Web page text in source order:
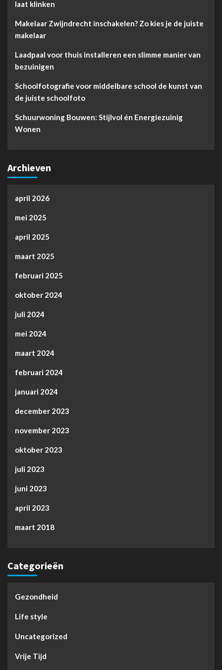
laat klinken
Makelaar Zwijndrecht inschakelen? Zo kies je de juiste
makelaar
Laadpaal voor thuis installeren een slimme manier van
bezuinigen
Schoolfotografie voor middelbare school de kunst van
de juiste schoolfoto
Schuurwoning Bouwen: Stijlvol én Energiezuinig
Wonen
Archieven
april 2026
mei 2025
april 2025
maart 2025
februari 2025
oktober 2024
juli 2024
mei 2024
maart 2024
februari 2024
januari 2024
december 2023
november 2023
oktober 2023
juli 2023
juni 2023
april 2023
maart 2018
Categorieën
Gezondheid
Life style
Uncategorized
Vrije Tijd